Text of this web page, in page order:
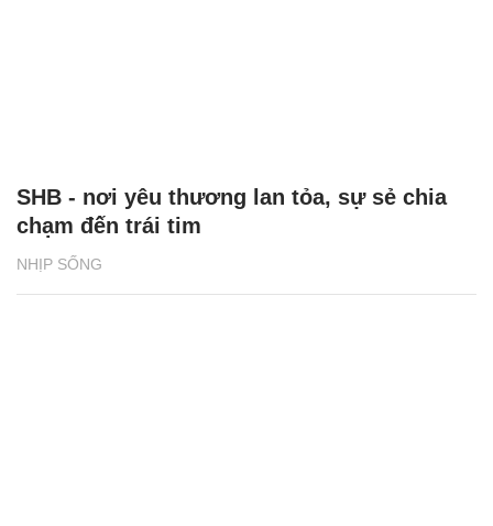
NHỊP SỐNG
SHB - nơi yêu thương lan tỏa, sự sẻ chia
chạm đến trái tim